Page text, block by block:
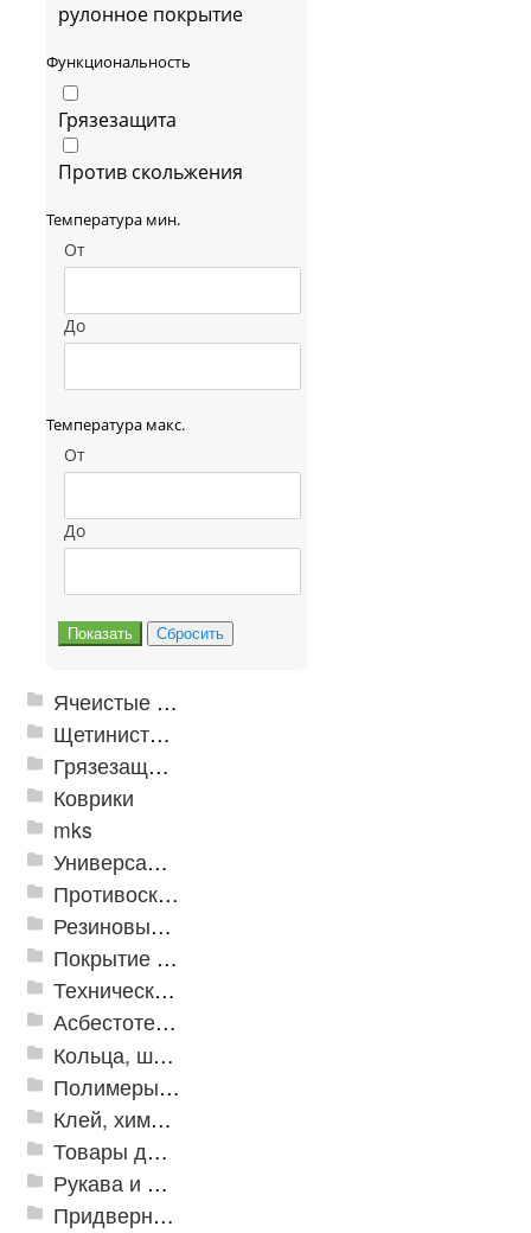
рулонное покрытие
Функциональность
Грязезащита
Против скольжения
Температура мин.
От
До
Температура макс.
От
До
Ячеистые грязезащитные покрытия
Щетинистые покрытия
Грязезащитные, влаговпитывающие покрытия
Коврики
mks
Универсальные модульные покрытия
Противоскользящая защита для лестниц, профили, ленты
Резиновые и ПВХ дорожки
Покрытие из резиновой крошки
Техническая резина
Асбестотехнические и теплоизоляционные материалы
Кольца, шайбы, манжеты
Полимеры и пластики
Клей, химия, сопутствующие товары
Товары для дома
Рукава и шланги промышленные
Придверные решетки